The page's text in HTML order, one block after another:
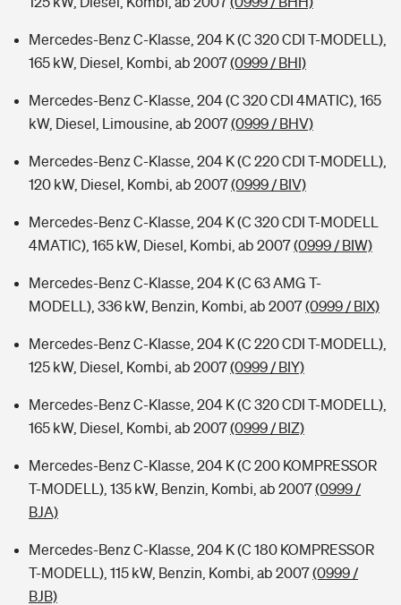
Mercedes-Benz C-Klasse, 204 K (C 320 CDI T-MODELL),
165 kW, Diesel, Kombi, ab 2007(0999 / BHI)
Mercedes-Benz C-Klasse, 204 (C 320 CDI 4MATIC), 165
kW, Diesel, Limousine, ab 2007(0999 / BHV)
Mercedes-Benz C-Klasse, 204 K (C 220 CDI T-MODELL),
120 kW, Diesel, Kombi, ab 2007(0999 / BIV)
Mercedes-Benz C-Klasse, 204 K (C 320 CDI T-MODELL
4MATIC), 165 kW, Diesel, Kombi, ab 2007(0999 / BIW)
Mercedes-Benz C-Klasse, 204 K (C 63 AMG T-
MODELL), 336 kW, Benzin, Kombi, ab 2007(0999 / BIX)
Mercedes-Benz C-Klasse, 204 K (C 220 CDI T-MODELL),
125 kW, Diesel, Kombi, ab 2007(0999 / BIY)
Mercedes-Benz C-Klasse, 204 K (C 320 CDI T-MODELL),
165 kW, Diesel, Kombi, ab 2007(0999 / BIZ)
Mercedes-Benz C-Klasse, 204 K (C 200 KOMPRESSOR
T-MODELL), 135 kW, Benzin, Kombi, ab 2007(0999 /
BJA)
Mercedes-Benz C-Klasse, 204 K (C 180 KOMPRESSOR
T-MODELL), 115 kW, Benzin, Kombi, ab 2007(0999 /
BJB)